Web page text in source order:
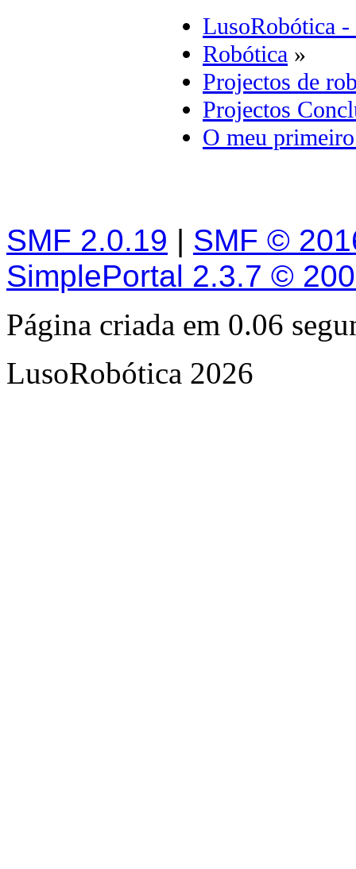
LusoRobótica -
Robótica »
Projectos de
Projectos
O meu
SMF 2.0.19 | SMF ©
SimplePortal 2.3.7 ©
Página criada em 0.06
LusoRobótica 2026